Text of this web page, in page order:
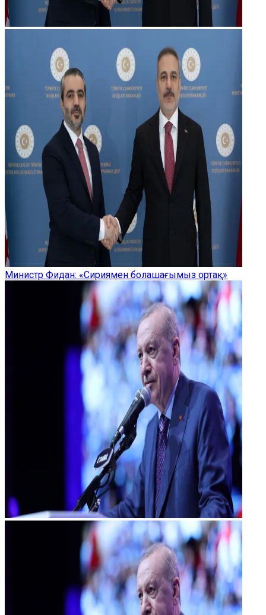
Министр Фидан: «Сириямен болашағымыз ортақ»